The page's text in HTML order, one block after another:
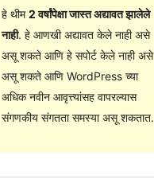
हे थीम2 वर्षांपेक्षा जास्त अद्यावत झालेले
नाही. हे आणखी अद्यावत केले नाही असे
असू शकते आणि हे सपोर्ट केले नाही असे
असू शकते आणि WordPress च्या
अधिक नवीन आवृत्त्यांसह वापरल्यास
संगणकीय संगतता समस्या असू शकतात.